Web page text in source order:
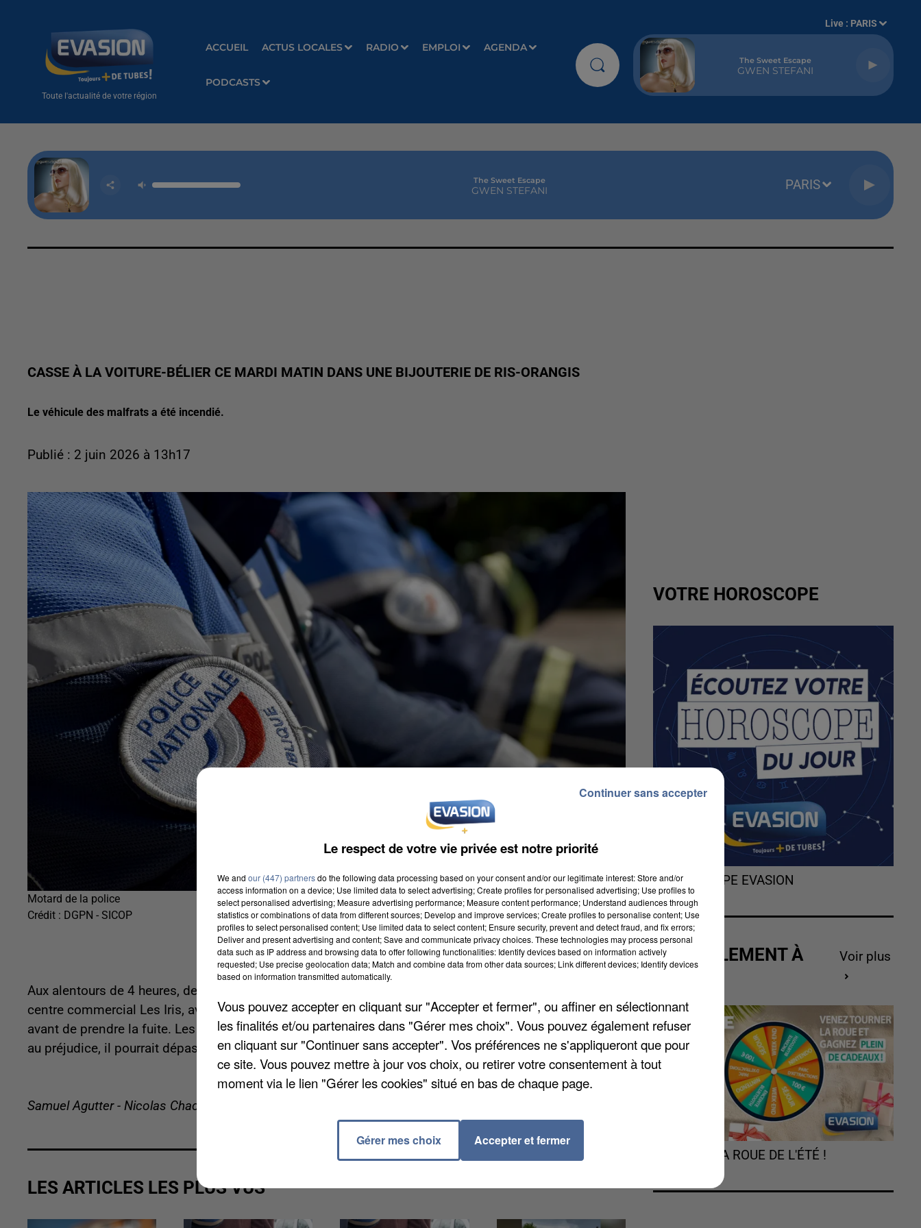
Toute l'actualité de votre région
ACCUEIL ACTUS LOCALES RADIO EMPLOI AGENDA
PODCASTS
Live : PARIS
The Sweet Escape
GWEN STEFANI
The Sweet Escape
GWEN STEFANI PARIS
CASSE À LA VOITURE-BÉLIER CE MARDI MATIN DANS UNE BIJOUTERIE DE RIS-ORANGIS
Le véhicule des malfrats a été incendié.
Publié : 2 juin 2026 à 13h17
Motard de la police
Crédit : DGPN - SICOP
Aux alentours de 4 heures, des malfaiteurs ont défoncé la devanture de la boutique Zerda Gold, dans le
centre commercial Les Iris, avant de dérober des bijoux. Ils auraient ensuite incendié leur véhicule
avant de prendre la fuite. Les flammes se sont propagées à au moins trois commerces voisins. Quant
au préjudice, il pourrait dépasser 500.000 euros. Une enquête pour vol aggravé est ouverte.
Samuel Agutter - Nicolas Chacun
LES ARTICLES LES PLUS VUS
VOTRE HOROSCOPE
L'HOROSCOPE EVASION
ACTUELLEMENT À
GAGNER
Voir plus
TOURNEZ LA ROUE DE L'ÉTÉ !
Le respect de votre vie privée est notre priorité
We and our (447) partnersdo the following data processing based on your consent and/or our legitimate interest: Store and/or
access information on a device; Use limited data to select advertising; Create profiles for personalised advertising; Use profiles to
select personalised advertising; Measure advertising performance; Measure content performance; Understand audiences through
statistics or combinations of data from different sources; Develop and improve services; Create profiles to personalise content; Use
profiles to select personalised content; Use limited data to select content; Ensure security, prevent and detect fraud, and fix errors;
Deliver and present advertising and content; Save and communicate privacy choices. These technologies may process personal
data such as IP address and browsing data to offer following functionalities: Identify devices based on information actively
requested; Use precise geolocation data; Match and combine data from other data sources; Link different devices; Identify devices
based on information transmitted automatically.
Vous pouvez accepter en cliquant sur "Accepter et fermer", ou affiner en sélectionnant
les finalités et/ou partenaires dans "Gérer mes choix". Vous pouvez également refuser
en cliquant sur "Continuer sans accepter". Vos préférences ne s'appliqueront que pour
ce site. Vous pouvez mettre à jour vos choix, ou retirer votre consentement à tout
moment via le lien "Gérer les cookies" situé en bas de chaque page.
Gérer mes choix Accepter et fermer
Continuer sans accepter